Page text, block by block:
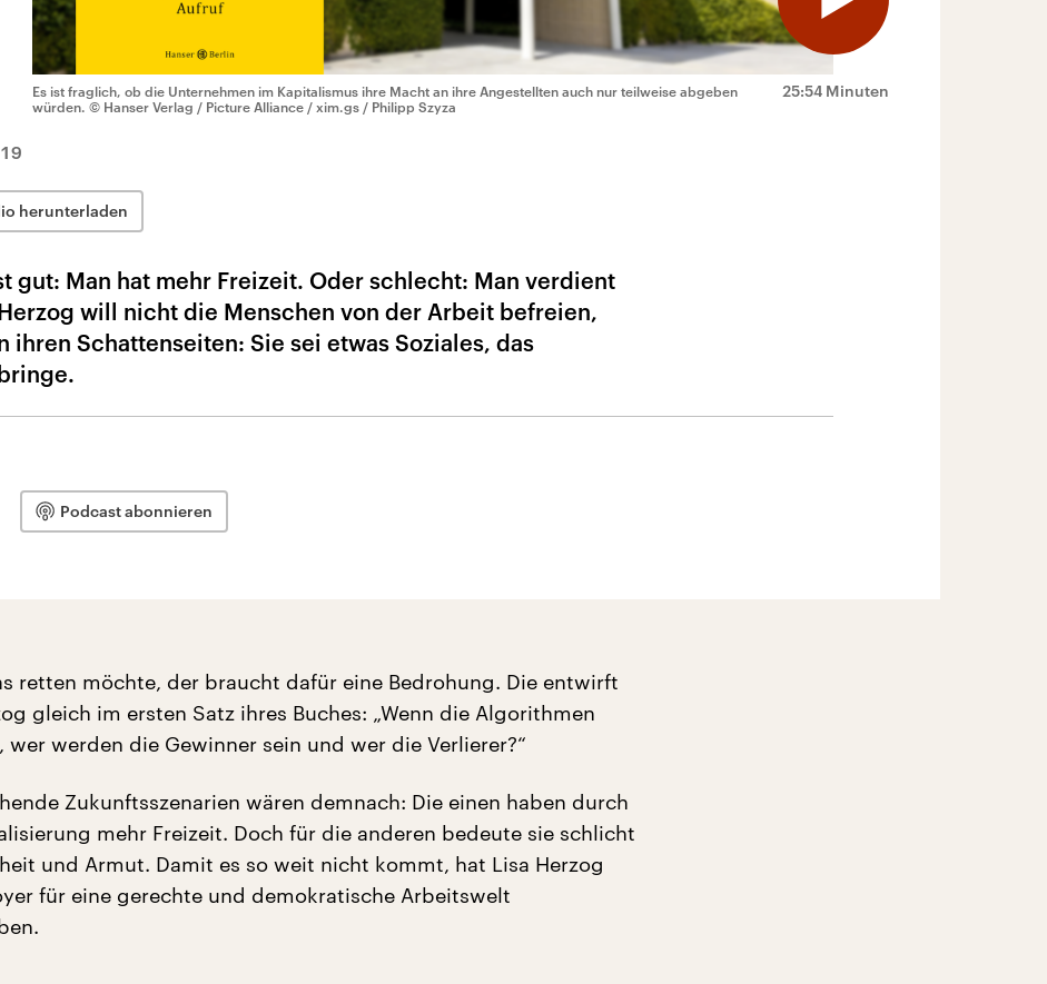
25:54 Minuten
Es ist fraglich, ob die Unternehmen im Kapitalismus ihre Macht an ihre Angestellten auch nur teilweise abgeben
würden. © Hanser Verlag / Picture Alliance / xim.gs / Philipp Szyza
herunterladen
gut: Man hat mehr Freizeit. Oder schlecht: Man verdient
will nicht die Menschen von der Arbeit befreien,
ihren Schattenseiten: Sie sei etwas Soziales, das
Podcast abonnieren
retten möchte, der braucht dafür eine Bedrohung. Die entwirft
gleich im ersten Satz ihres Buches: „Wenn die Algorithmen
wer werden die Gewinner sein und wer die Verlierer?“
Zukunftsszenarien wären demnach: Die einen haben durch
mehr Freizeit. Doch für die anderen bedeute sie schlicht
und Armut. Damit es so weit nicht kommt, hat Lisa Herzog
für eine gerechte und demokratische Arbeitswelt